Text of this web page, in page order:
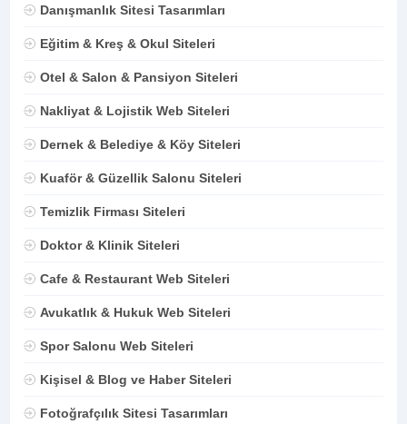
Danışmanlık Sitesi Tasarımları
Eğitim & Kreş & Okul Siteleri
Otel & Salon & Pansiyon Siteleri
Nakliyat & Lojistik Web Siteleri
Dernek & Belediye & Köy Siteleri
Kuaför & Güzellik Salonu Siteleri
Temizlik Firması Siteleri
Doktor & Klinik Siteleri
Cafe & Restaurant Web Siteleri
Avukatlık & Hukuk Web Siteleri
Spor Salonu Web Siteleri
Kişisel & Blog ve Haber Siteleri
Fotoğrafçılık Sitesi Tasarımları